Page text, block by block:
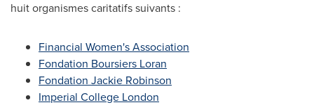
huit organismes caritatifs suivants :
Financial Women's Association
Fondation Boursiers Loran
Fondation Jackie Robinson
Imperial College London